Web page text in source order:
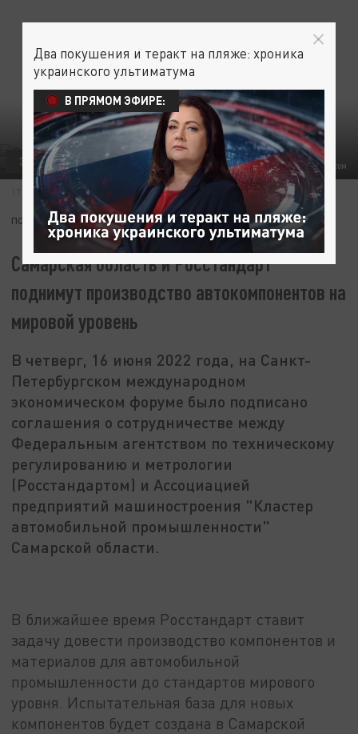
MIT RUSSIA/VIA GLOBALLOOKPRESS.COM
ЭКОНОМИКА
17 ИЮНЯ 07:44
ПОДПИШИТЕСЬ:
Самарская область и Росстандарт
поднимут производство автокомпонентов на
мировой уровень
В четверг, 16 июня 2022 года, на Санкт-
Петербургском международном
экономическом форуме было подписано
соглашения о сотрудничестве между
Федеральным агентством по техническому
регулированию и метрологии
(Росстандартом) и Ассоциацией
предприятий машиностроения "Кластер
автомобильной промышленности"
Самарской области.
В ближайшее время Росстандарт ставит
задачу довести производство компонентов и
материалов для автомобильной
промышленности до стандартов мирового
уровня. Испытательная база для новых
компонентов будет создана в Самарской
Два покушения и теракт на пляже: хроника
украинского ультиматума
В ПРЯМОМ ЭФИРЕ: